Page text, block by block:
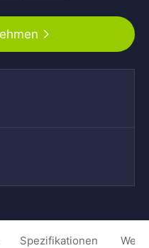
Spezifikationen